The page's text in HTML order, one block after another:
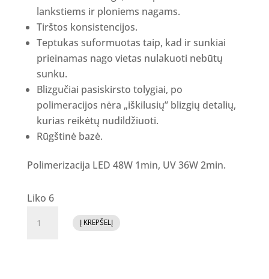
lankstiems ir ploniems nagams.
Tirštos konsistencijos.
Teptukas suformuotas taip, kad ir sunkiai
prieinamas nago vietas nulakuoti nebūtų
sunku.
Blizgučiai pasiskirsto tolygiai, po
polimeracijos nėra „iškilusių” blizgių detalių,
kurias reikėtų nudildžiuoti.
Rūgštinė bazė.
Polimerizacija LED 48W 1min, UV 36W 2min.
Liko 6
kiekis:
Į KREPŠELĮ